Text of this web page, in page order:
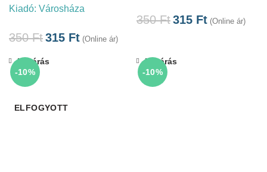
Kiadó: Városháza
350Ft315 Ft (Online ár)
350Ft315 Ft (Online ár)
-10%
ELFOGYOTT
Bezárás
-10%
Bezárás